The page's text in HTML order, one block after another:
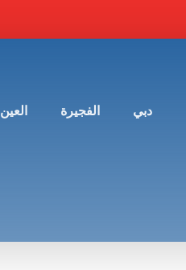
دبي الفجيرة العين